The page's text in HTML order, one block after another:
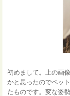
初めまして。上の画
かと思ったのでペッ
たものです。変な姿